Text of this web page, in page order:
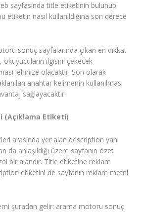
sayfasında title etiketinin bulunup
etiketin nasıl kullanıldığına son derece
sonuç sayfalarında çıkan en dikkat
ilgisini çekecek
lehinize olacaktır. Son olarak
anahtar kelimenin kullanılması
sağlayacaktır.
(Açıklama Etiketi)
arasında yer alan description yani
da anlaşıldığı üzere sayfanın özet
bir alandır. Title etiketine reklam
etiketini de sayfanın reklam metni
şuradan gelir: arama motoru sonuç